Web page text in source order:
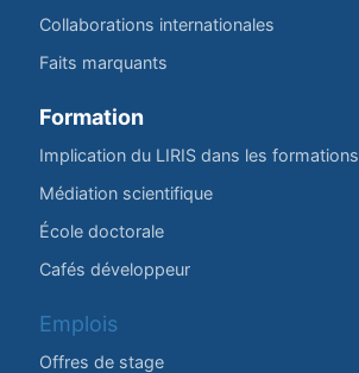
Collaborations internationales
Faits marquants
Formation
Implication du LIRIS dans les formations
Médiation scientifique
École doctorale
Cafés développeur
Emplois
Offres de stage